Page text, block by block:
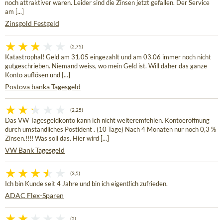
noch attraktiver waren. Leider sind die Zinsen jetzt gefallen. Der Service
am [...]
Zinsgold Festgeld
(2,75)
Katastrophal! Geld am 31.05 eingezahlt und am 03.06 immer noch nicht
gutgeschrieben. Niemand weiss, wo mein Geld ist. Will daher das ganze
Konto auflösen und [...]
Postova banka Tagesgeld
(2,25)
Das VW Tagesgeldkonto kann ich nicht weiteremfehlen. Kontoeröffnung
durch umständliches Postident . (10 Tage) Nach 4 Monaten nur noch 0,3 %
Zinsen.!!!! Was soll das. Hier wird [...]
VW Bank Tagesgeld
(3,5)
Ich bin Kunde seit 4 Jahre und bin ich eigentlich zufrieden.
ADAC Flex-Sparen
(2)